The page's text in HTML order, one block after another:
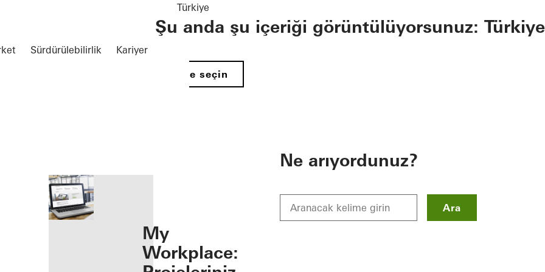
Sürdürülebilirlik Kariyer
Türkiye
Şu anda şu içeriği görüntülüyorsunuz: Türkiye
Ülke seçin
My
Workplace:
Ne arıyordunuz?
Ara